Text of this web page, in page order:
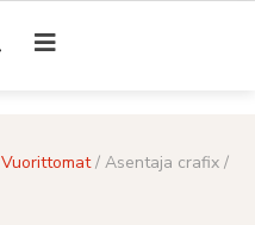
Vuorittomat/ Asentaja crafix /